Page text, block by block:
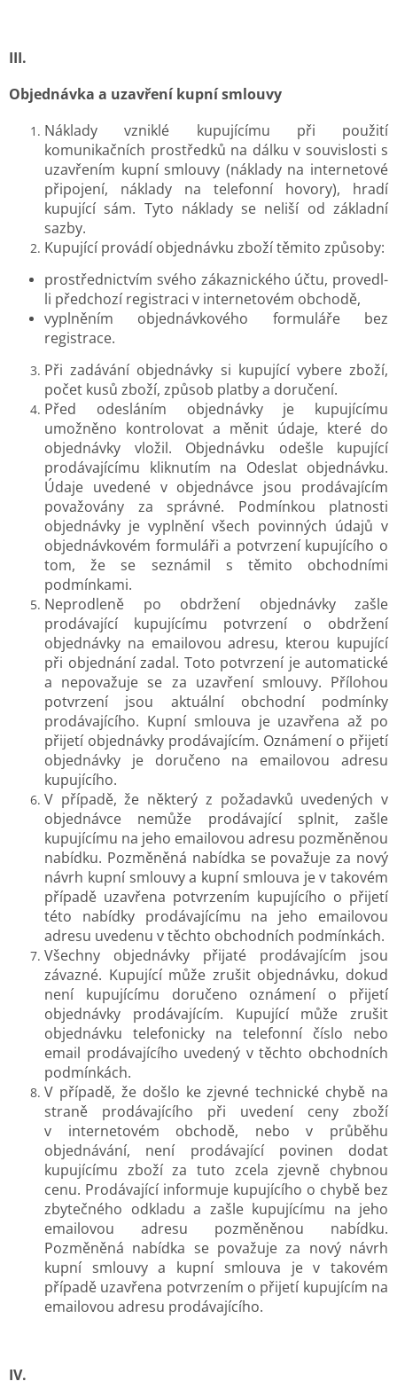
III.
Objednávka a uzavření kupní smlouvy
Náklady vzniklé kupujícímu při použití
komunikačních prostředků na dálku v souvislosti s
uzavřením kupní smlouvy (náklady na internetové
připojení, náklady na telefonní hovory), hradí
kupující sám. Tyto náklady se neliší od základní
sazby.
Kupující provádí objednávku zboží těmito způsoby:
prostřednictvím svého zákaznického účtu, provedl-
li předchozí registraci v internetovém obchodě,
vyplněním objednávkového formuláře bez
registrace.
Při zadávání objednávky si kupující vybere zboží,
počet kusů zboží, způsob platby a doručení.
Před odesláním objednávky je kupujícímu
umožněno kontrolovat a měnit údaje, které do
objednávky vložil. Objednávku odešle kupující
prodávajícímu kliknutím na Odeslat objednávku.
Údaje uvedené v objednávce jsou prodávajícím
považovány za správné. Podmínkou platnosti
objednávky je vyplnění všech povinných údajů v
objednávkovém formuláři a potvrzení kupujícího o
tom, že se seznámil s těmito obchodními
podmínkami.
Neprodleně po obdržení objednávky zašle
prodávající kupujícímu potvrzení o obdržení
objednávky na emailovou adresu, kterou kupující
při objednání zadal. Toto potvrzení je automatické
a nepovažuje se za uzavření smlouvy. Přílohou
potvrzení jsou aktuální obchodní podmínky
prodávajícího. Kupní smlouva je uzavřena až po
přijetí objednávky prodávajícím. Oznámení o přijetí
objednávky je doručeno na emailovou adresu
kupujícího.
V případě, že některý z požadavků uvedených v
objednávce nemůže prodávající splnit, zašle
kupujícímu na jeho emailovou adresu pozměněnou
nabídku. Pozměněná nabídka se považuje za nový
návrh kupní smlouvy a kupní smlouva je v takovém
případě uzavřena potvrzením kupujícího o přijetí
této nabídky prodávajícímu na jeho emailovou
adresu uvedenu v těchto obchodních podmínkách.
Všechny objednávky přijaté prodávajícím jsou
závazné. Kupující může zrušit objednávku, dokud
není kupujícímu doručeno oznámení o přijetí
objednávky prodávajícím. Kupující může zrušit
objednávku telefonicky na telefonní číslo nebo
email prodávajícího uvedený v těchto obchodních
podmínkách.
V případě, že došlo ke zjevné technické chybě na
straně prodávajícího při uvedení ceny zboží
v internetovém obchodě, nebo v průběhu
objednávání, není prodávající povinen dodat
kupujícímu zboží za tuto zcela zjevně chybnou
cenu. Prodávající informuje kupujícího o chybě bez
zbytečného odkladu a zašle kupujícímu na jeho
emailovou adresu pozměněnou nabídku.
Pozměněná nabídka se považuje za nový návrh
kupní smlouvy a kupní smlouva je v takovém
případě uzavřena potvrzením o přijetí kupujícím na
emailovou adresu prodávajícího.
IV.